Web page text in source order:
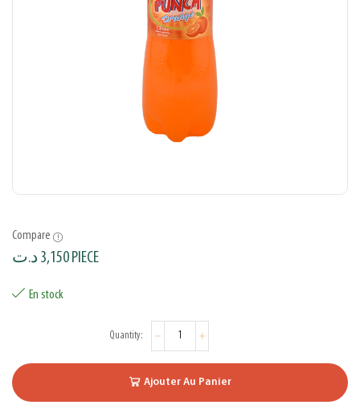
Compare
3,150د.ت PIECE
En stock
Ajouter Au Panier